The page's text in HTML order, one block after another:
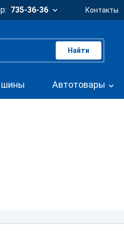
735-36-36 Контакты
Найти
шины Автотовары